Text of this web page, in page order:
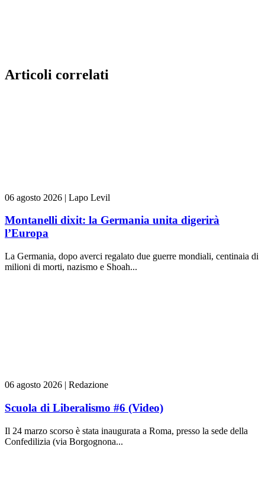
Articoli correlati
06 agosto 2026 | Lapo Levil
Montanelli dixit: la Germania unita digerirà
l’Europa
La Germania, dopo averci regalato due guerre mondiali, centinaia di
milioni di morti, nazismo e Shoah...
06 agosto 2026 | Redazione
Scuola di Liberalismo #6 (Video)
Il 24 marzo scorso è stata inaugurata a Roma, presso la sede della
Confedilizia (via Borgognona...